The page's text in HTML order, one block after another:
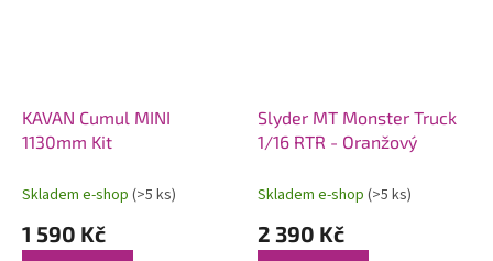
KAVAN Cumul MINI
1130mm Kit
Skladem e-shop (>5 ks)
1 590 Kč
Slyder MT Monster Truck
1/16 RTR - Oranžový
Skladem e-shop (>5 ks)
2 390 Kč